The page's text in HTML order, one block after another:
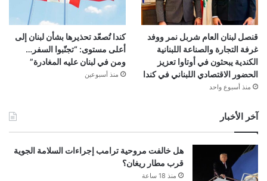
قنصل لبنان العام شربل نمر ووفد
غرفة التجارة والصناعة اللبنانية
الكندية يبحثون في أوتاوا تعزيز
الحضور الاقتصادي اللبناني في كندا
منذ أسبوع واحد
كندا تُصعّد تحذيرها بشأن لبنان إلى
أعلى مستوى: “تجنّبوا السفر…
ومن في لبنان عليه المغادرة”
منذ أسبوعين
آخر الأخبار
هل خالفت مروحية ترامب إجراءات السلامة الجوية
قرب مطار ريغان؟
منذ 18 ساعة